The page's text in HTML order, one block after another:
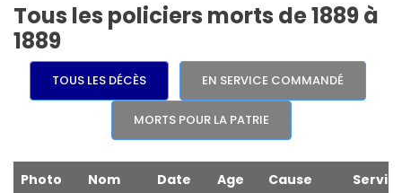
Tous les policiers morts de 1889 à
1889
TOUS LES DÉCÈS EN SERVICE COMMANDÉ
MORTS POUR LA PATRIE
Photo Nom Date Age Cause